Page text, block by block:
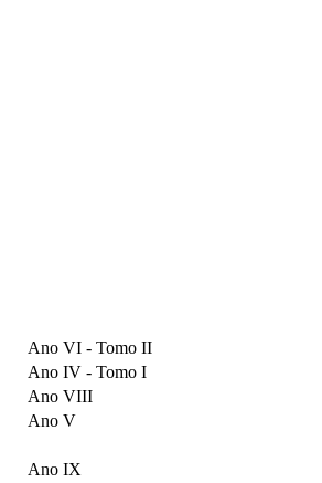
Ano VI - Tomo II
Ano IV - Tomo I
Ano VIII
Ano V
Ano IX